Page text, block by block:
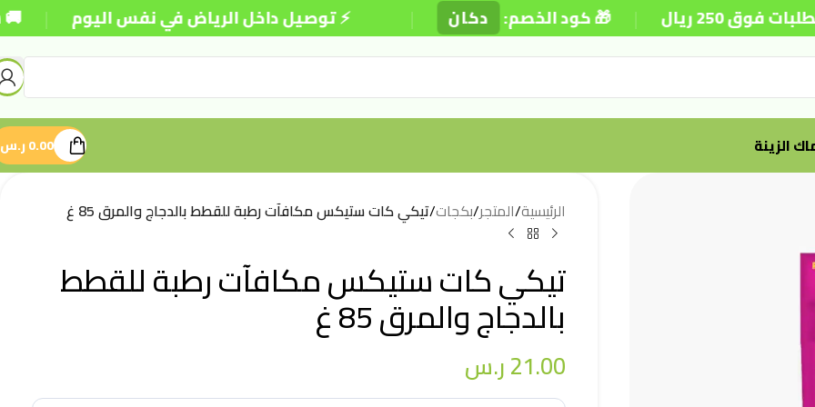
⚡ توصيل داخل الرياض في نفس اليوم | 🚚 شحن ريال | 🎁 كود الخصم: دكان
الزينة 0.00ر.س
الرئيسية/المتجر/بكجات/تيكي كات ستيكس مكافآت رطبة للقطط بالدجاج والمرق 85 غ
تيكي كات ستيكس مكافآت رطبة للقطط
بالدجاج والمرق 85 غ
21.00ر.س